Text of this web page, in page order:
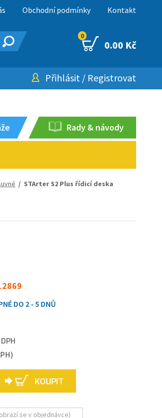
Obchodní podmínky Kontakt
0
0.00 Kč
Přihlásit / Registrovat
Rady & návody
/ STArter S2 Plus řídicí deska
DO 2 - 5 DNŮ
KOUPIT